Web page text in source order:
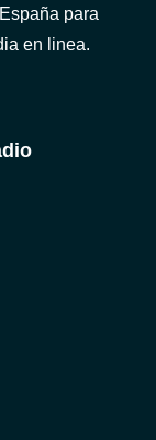
para
en linea.